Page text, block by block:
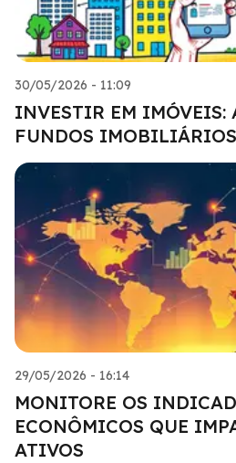
30/05/2026 - 11:09
INVESTIR EM IMÓVEIS:
FUNDOS IMOBILIÁRIOS
29/05/2026 - 16:14
MONITORE OS
ECONÔMICOS QUE
ATIVOS